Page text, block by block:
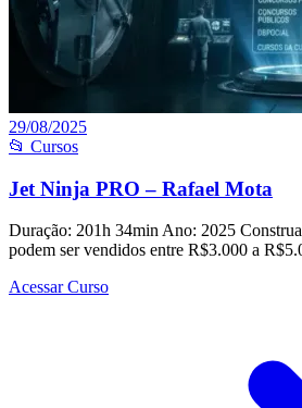
29/08/2025
📂 Cursos
Jet Ninja PRO – Rafael Mota
Duração: 201h 34min Ano: 2025
podem ser vendidos entre R$3.000 a
Acessar Curso